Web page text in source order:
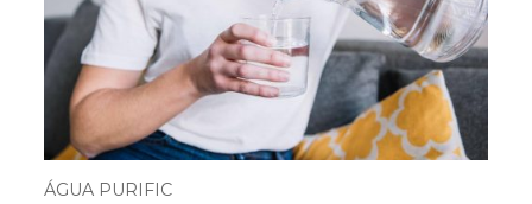
ÁGUA PURIFIC